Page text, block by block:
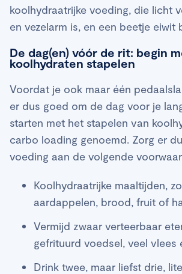
koolhydraatrijke voeding, die licht
en vezelarm is, en een beetje eiwit
De dag(en) vóór de rit: begin
koolhydraten stapelen
Voordat je ook maar één
er dus goed om de dag voor je
starten met het stapelen van
carbo loading genoemd. Zorg er
voeding aan de volgende
Koolhydraatrijke maaltijden,
aardappelen, brood, fruit of
Vermijd zwaar verteerbaar
gefrituurd voedsel, veel vlees
Drink twee, maar liefst drie,